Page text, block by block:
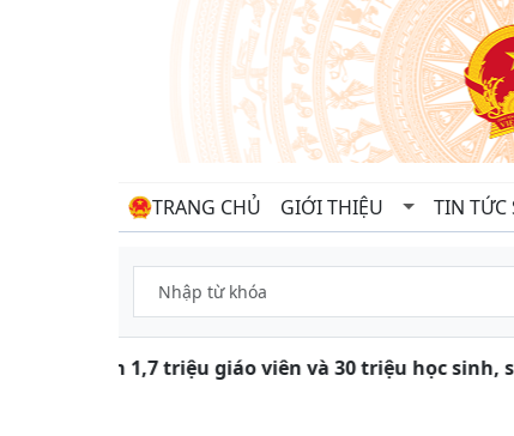
TRANG CHỦ GIỚI THIỆU TIN TỨC
Gần 1,7 triệu giáo viên và 30 triệu học